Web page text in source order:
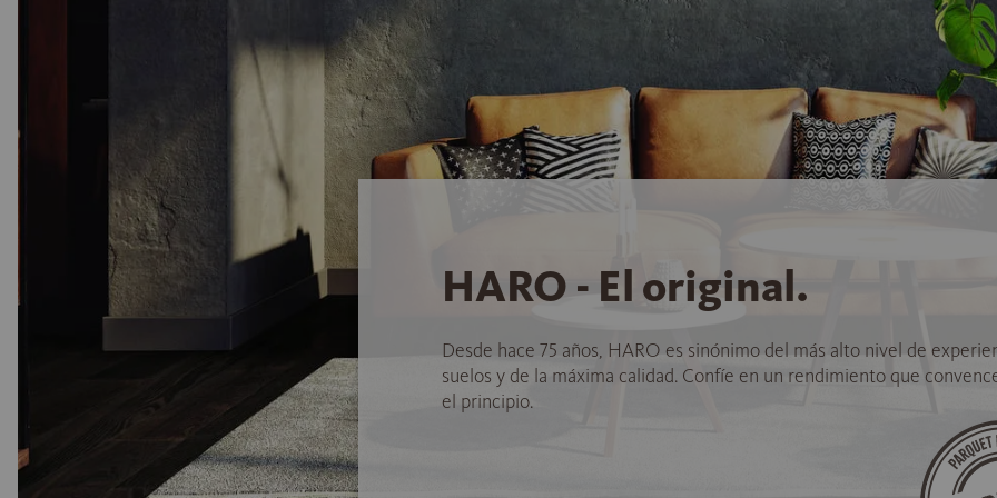
HARO - El original.
Desde hace 75 años, HARO es sinónimo del más alto nivel de
suelos y de la máxima calidad. Confíe en un rendimiento que
el principio.